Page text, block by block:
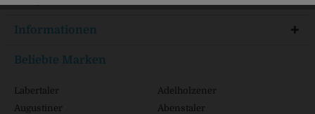
Informationen
Beliebte Marken
Labertaler
Adelholzener
Augustiner
Abenstaler